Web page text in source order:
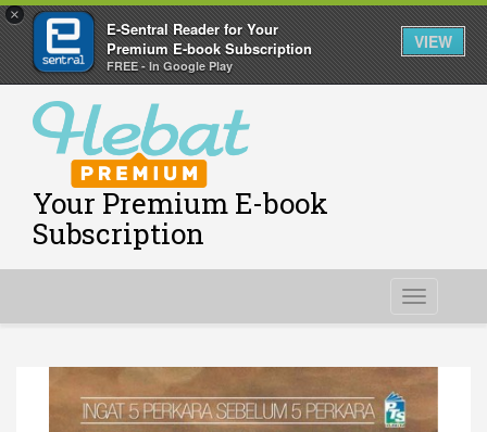
×
E-Sentral Reader for Your
Premium E-book Subscription
FREE - In Google Play
VIEW
Your Premium E-book
Subscription
Toggle